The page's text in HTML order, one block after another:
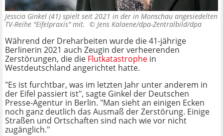
Jesscia Ginkel (41) spielt seit 2021 in der in Monschau angesiedelten
TV-Reihe "Eifelpraxis" mit. © Jens Kalaene/dpa-Zentralbild/dpa
Während der Dreharbeiten wurde die 41-jährige
Berlinerin 2021 auch Zeugin der verheerenden
Zerstörungen, die die Flutkatastrophe in
Westdeutschland angerichtet hatte.
"Es ist furchtbar, was im letzten Jahr unter anderem in
der Eifel passiert ist", sagte Ginkel der Deutschen
Presse-Agentur in Berlin. "Man sieht an einigen Ecken
noch ganz deutlich das Ausmaß der Zerstörung. Einige
Straßen und Ortschaften sind nach wie vor nicht
zugänglich."